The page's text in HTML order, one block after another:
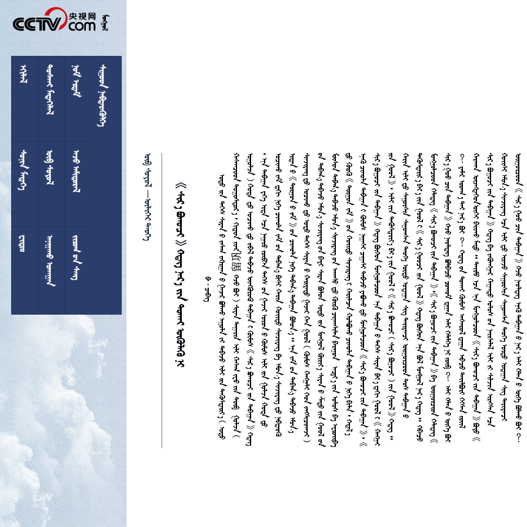

 

 
 
 
 
 
  
 
 

           




































































































巩
留












































































































































































































































































































































































































































































































































































































































































































































































































































































































































































































































































































































































































































































































































































































































































































































































































































































































































































































































































































































































































































































































































































